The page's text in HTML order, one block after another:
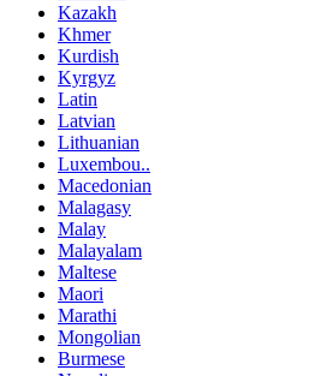
Kazakh
Khmer
Kurdish
Kyrgyz
Latin
Latvian
Lithuanian
Luxembou..
Macedonian
Malagasy
Malay
Malayalam
Maltese
Maori
Marathi
Mongolian
Burmese